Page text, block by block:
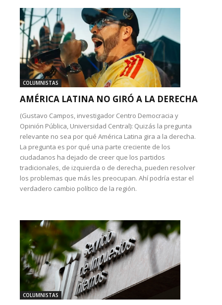
COLUMNISTAS
AMÉRICA LATINA NO GIRÓ A LA DERECHA
(Gustavo Campos, investigador Centro Democracia y
Opinión Pública, Universidad Central): Quizás la pregunta
relevante no sea por qué América Latina gira a la derecha.
La pregunta es por qué una parte creciente de los
ciudadanos ha dejado de creer que los partidos
tradicionales, de izquierda o de derecha, pueden resolver
los problemas que más les preocupan. Ahí podría estar el
verdadero cambio político de la región.
COLUMNISTAS